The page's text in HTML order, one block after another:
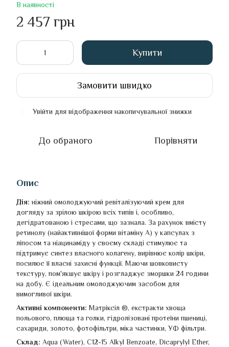
В наявності
2 457 грн
Купити
Замовити швидко
Увійти для відображення накопичувальної знижки
До обраного Порівняти
Опис
Дія: ніжний омолоджуючий ревіталізуючий крем для
догляду за зрілою шкірою всіх типів і, особливо,
дегідратованою і стресами, що зазнала. За рахунок вмісту
ретинолу (найактивнішої форми вітаміну А) у капсулах з
ліпосом та ніацинаміду у своєму складі стимулює та
підтримує синтез власного колагену, вирівнює колір шкіри,
посилює її власні захисні функції. Маючи шовковисту
текстуру, пом'якшує шкіру і розгладжує зморшки 24 години
на добу. Є ідеальним омолоджуючим засобом для
вимогливої шкіри.
Активні компоненти: Матріксіл ®, екстракти хвоща
польового, плюща та голки, гідролізовані протеїни пшениці,
сахариди, золото, фотофільтри, міка частинки, УФ фільтри.
Склад: Aqua (Water), C12-15 Alkyl Benzoate, Dicaprylyl Ether,